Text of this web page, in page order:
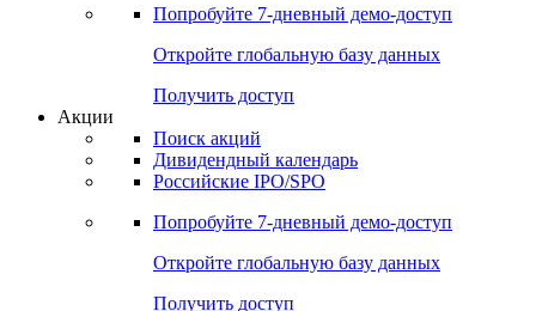
Cbonds Pages
Опросы
Попробуйте7-дневный
Откройте глобальную базу данных
Получить доступ
Поиск акций
Российские IPO/SPO
Попробуйте7-дневный